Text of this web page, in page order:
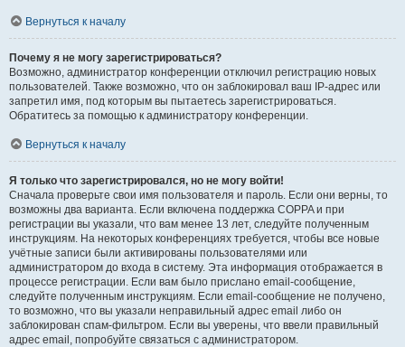
Вернуться к началу
Почему я не могу зарегистрироваться?
Возможно, администратор конференции отключил регистрацию новых
пользователей. Также возможно, что он заблокировал ваш IP-адрес или
запретил имя, под которым вы пытаетесь зарегистрироваться.
Обратитесь за помощью к администратору конференции.
Вернуться к началу
Я только что зарегистрировался, но не могу войти!
Сначала проверьте свои имя пользователя и пароль. Если они верны, то
возможны два варианта. Если включена поддержка COPPA и при
регистрации вы указали, что вам менее 13 лет, следуйте полученным
инструкциям. На некоторых конференциях требуется, чтобы все новые
учётные записи были активированы пользователями или
администратором до входа в систему. Эта информация отображается в
процессе регистрации. Если вам было прислано email-сообщение,
следуйте полученным инструкциям. Если email-сообщение не получено,
то возможно, что вы указали неправильный адрес email либо он
заблокирован спам-фильтром. Если вы уверены, что ввели правильный
адрес email, попробуйте связаться с администратором.